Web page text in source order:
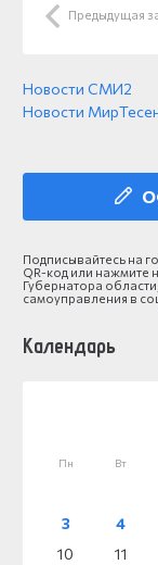
Предыдущая
Новости СМИ2
Новости
Подписывайтесь на
QR-код или нажмите
Губернатора
самоуправления в
Календарь
Пн Вт
3
4
10
11